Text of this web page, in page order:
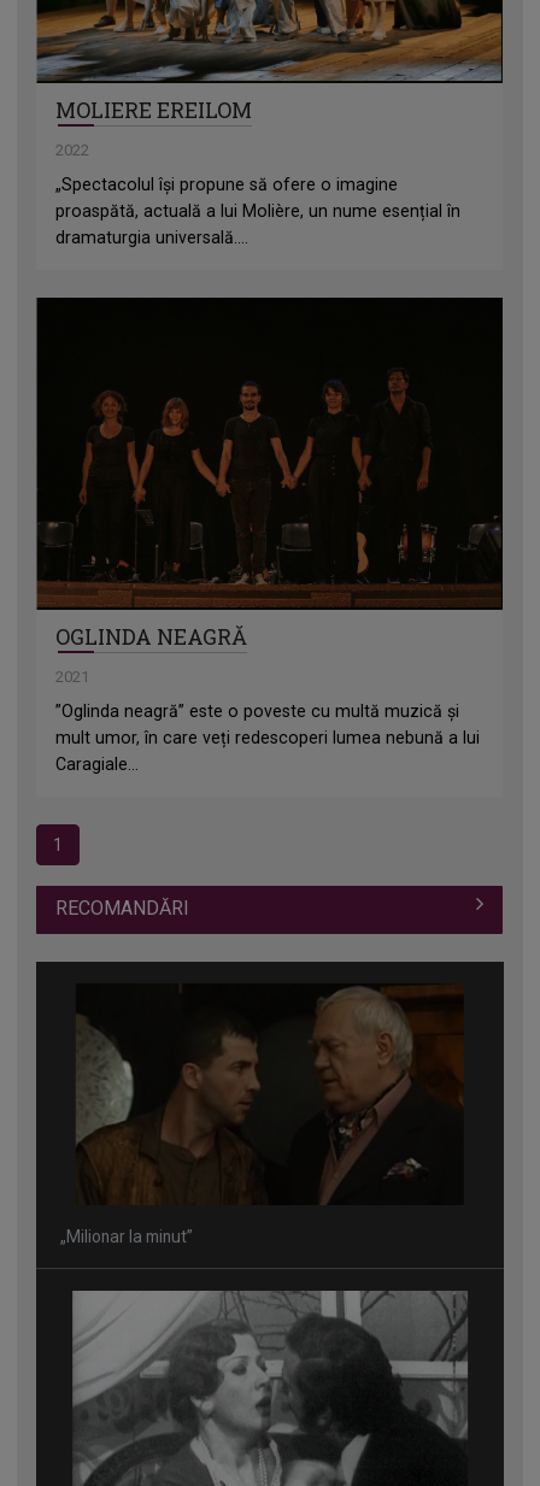
MOLIERE EREILOM
2022
„Spectacolul își propune să ofere o imagine
proaspătă, actuală a lui Molière, un nume esențial în
dramaturgia universală....
OGLINDA NEAGRĂ
2021
”Oglinda neagră” este o poveste cu multă muzică și
mult umor, în care veți redescoperi lumea nebună a lui
Caragiale...
1
RECOMANDĂRI
„Milionar la minut”